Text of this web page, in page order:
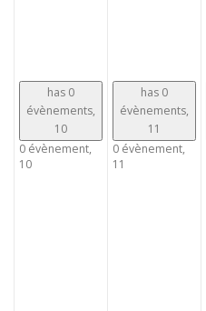
has 0
évènements,
10
0 évènement,
10
has 0
évènements,
11
0 évènement,
11